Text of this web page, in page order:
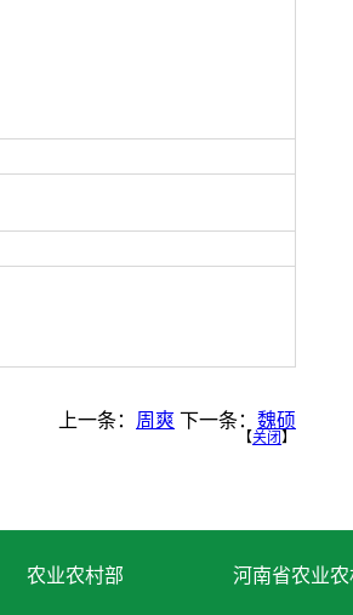
上一条： 周爽 下一条： 魏硕
【关闭】
农业农村部 河南省农业